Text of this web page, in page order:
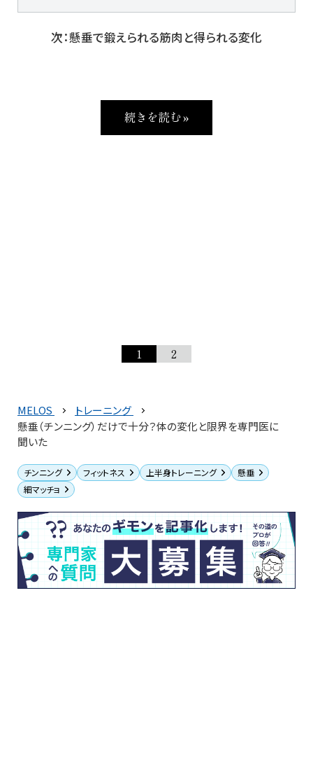
次：懸垂で鍛えられる筋肉と得られる変化
続きを読む »
1 2
MELOS
トレーニング
懸垂（チンニング）だけで十分？体の変化と限界を専門医に
聞いた
チンニング フィットネス 上半身トレーニング
懸垂
細マッチョ